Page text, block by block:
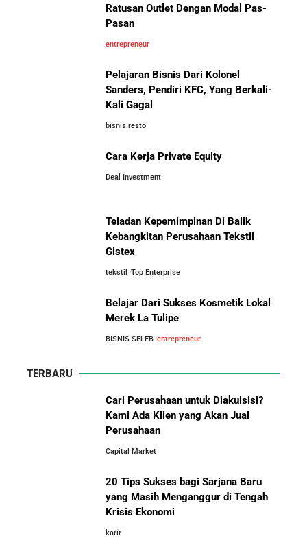
Ratusan Outlet Dengan Modal Pas-
Pasan
entrepreneur
Pelajaran Bisnis Dari Kolonel
Sanders, Pendiri KFC, Yang Berkali-
Kali Gagal
bisnis resto
Cara Kerja Private Equity
Deal Investment
Teladan Kepemimpinan Di Balik
Kebangkitan Perusahaan Tekstil
Gistex
tekstil Top Enterprise
Belajar Dari Sukses Kosmetik Lokal
Merek La Tulipe
BISNIS SELEB entrepreneur
TERBARU
Cari Perusahaan untuk Diakuisisi?
Kami Ada Klien yang Akan Jual
Perusahaan
Capital Market
20 Tips Sukses bagi Sarjana Baru
yang Masih Menganggur di Tengah
Krisis Ekonomi
karir